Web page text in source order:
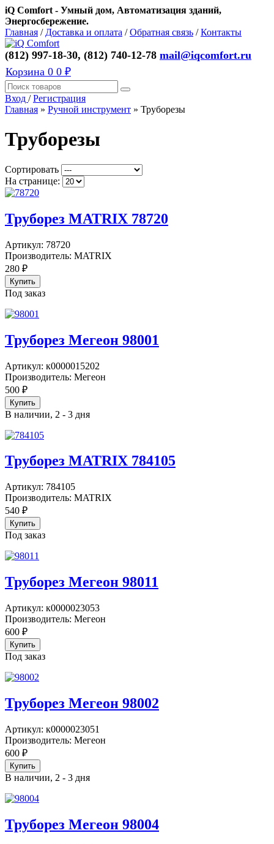
iQ Comfort - Умный дом, Автоматизация зданий,
Энергосбережение.
Главная / Доставка и оплата /Обратная связь /Контакты
(812) 997-18-30, (812) 740-12-78 mail@iqcomfort.ru
Корзина 0 0 ₽
Вход /Регистрация
Главная » Ручной инструмент » Труборезы
Труборезы
Сортировать
На странице:
Труборез MATRIX 78720
Артикул: 78720
Производитель: MATRIX
280 ₽
Под заказ
Труборез Мегеон 98001
Артикул: к0000015202
Производитель: Мегеон
500 ₽
В наличии, 2 - 3 дня
Труборез MATRIX 784105
Артикул: 784105
Производитель: MATRIX
540 ₽
Под заказ
Труборез Мегеон 98011
Артикул: к0000023053
Производитель: Мегеон
600 ₽
Под заказ
Труборез Мегеон 98002
Артикул: к0000023051
Производитель: Мегеон
600 ₽
В наличии, 2 - 3 дня
Труборез Мегеон 98004